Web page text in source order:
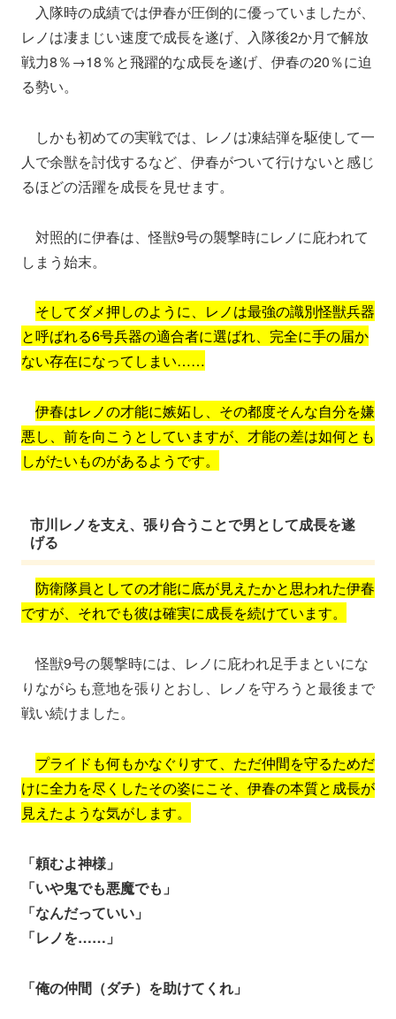
入隊時の成績では伊春が圧倒的に優っていましたが、
レノは凄まじい速度で成長を遂げ、入隊後2か月で解放
戦力8％→18％と飛躍的な成長を遂げ、伊春の20％に迫
る勢い。
しかも初めての実戦では、レノは凍結弾を駆使して一
人で余獣を討伐するなど、伊春がついて行けないと感じ
るほどの活躍を成長を見せます。
対照的に伊春は、怪獣9号の襲撃時にレノに庇われて
しまう始末。
そしてダメ押しのように、レノは最強の識別怪獣兵器
と呼ばれる6号兵器の適合者に選ばれ、完全に手の届か
ない存在になってしまい……
伊春はレノの才能に嫉妬し、その都度そんな自分を嫌
悪し、前を向こうとしていますが、才能の差は如何とも
しがたいものがあるようです。
市川レノを支え、張り合うことで男として成長を遂
げる
防衛隊員としての才能に底が見えたかと思われた伊春
ですが、それでも彼は確実に成長を続けています。
怪獣9号の襲撃時には、レノに庇われ足手まといにな
りながらも意地を張りとおし、レノを守ろうと最後まで
戦い続けました。
プライドも何もかなぐりすて、ただ仲間を守るためだ
けに全力を尽くしたその姿にこそ、伊春の本質と成長が
見えたような気がします。
「頼むよ神様」
「いや鬼でも悪魔でも」
「なんだっていい」
「レノを……」
「俺の仲間（ダチ）を助けてくれ」